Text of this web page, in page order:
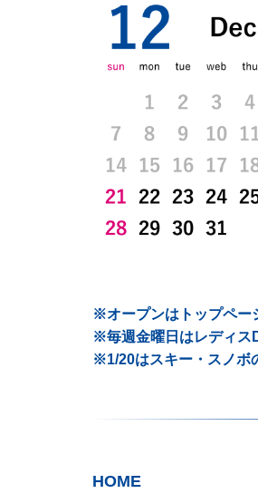
※オープンはトップペー
※毎週金曜日はレディス
※1/20はスキー・スノボ
HOME